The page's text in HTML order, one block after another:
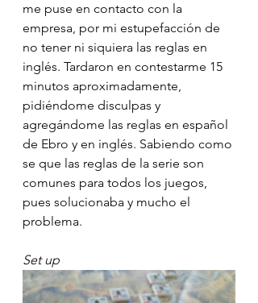
me puse en contacto con la
empresa, por mi estupefacción de
no tener ni siquiera las reglas en
inglés. Tardaron en contestarme 15
minutos aproximadamente,
pidiéndome disculpas y
agregándome las reglas en español
de Ebro y en inglés. Sabiendo como
se que las reglas de la serie son
comunes para todos los juegos,
pues solucionaba y mucho el
problema.
Set up